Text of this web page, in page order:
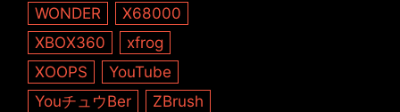
WONDER
X68000
XBOX360
xfrog
XOOPS
YouTube
YouチュウBer
ZBrush